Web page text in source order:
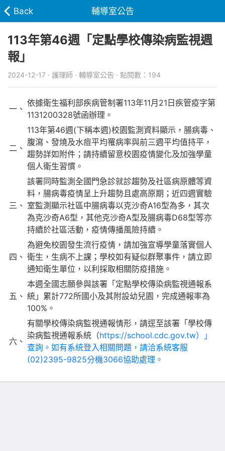
Back 輔導室公告
113年第46週「定點學校傳染病監視週
報」
2024-12-17 · 護理師 · 輔導室公告 · 點閱數：194
一、
依據衛生福利部疾病管制署113年11月21日疾管疫字第
1131200328號函辦理。
二、
113年第46週(下稱本週)校園監測資料顯示，腸病毒、
腹瀉、發燒及水痘平均罹病率與前三週平均值持平，
趨勢詳如附件；請持續留意校園疫情變化及加強學童
個人衛生習慣。
三、
該署同時監測全國門急診就診趨勢及社區病原體等資
料，腸病毒疫情呈上升趨勢且處高原期；近四週實驗
室監測顯示社區中腸病毒以克沙奇A16型為多，其次
為克沙奇A6型，其他克沙奇A型及腸病毒D68型等亦
持續於社區活動，疫情傳播風險持續。
四、
為避免校園發生流行疫情，請加強宣導學童落實個人
衛生，生病不上課；學校如有疑似群聚事件，請立即
通知衛生單位，以利採取相關防疫措施。
五、
本週全國志願參與該署「定點學校傳染病監視通報系
統」累計772所國小及其附設幼兒園，完成通報率為
100%。
六、
有關學校傳染病監視通報情形，請逕至該署「學校傳
染病監視通報系統（https://school.cdc.gov.tw）」
查詢。如有系統登入相關問題，請洽系統客服
(02)2395-9825分機3066協助處理。